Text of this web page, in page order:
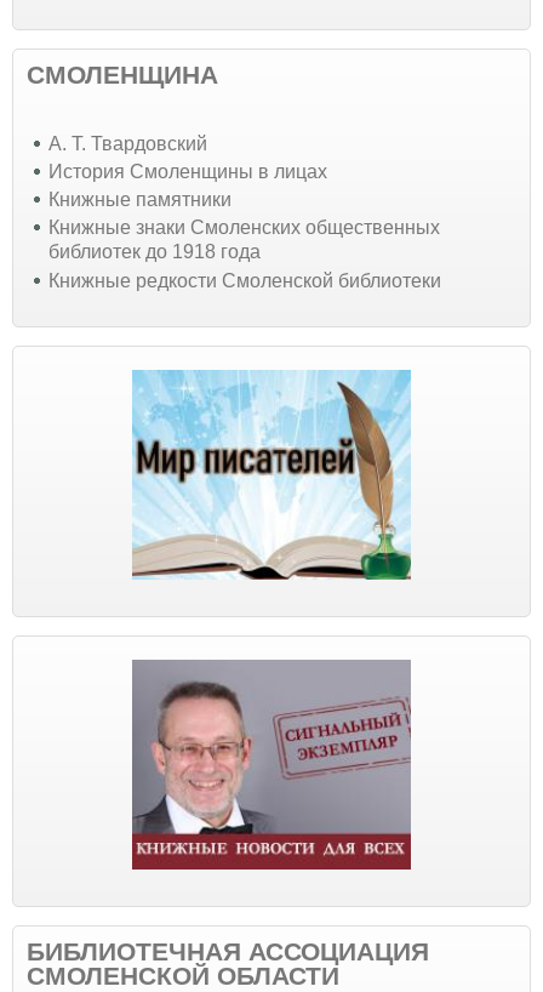
СМОЛЕНЩИНА
А. Т. Твардовский
История Смоленщины в лицах
Книжные памятники
Книжные знаки Смоленских общественных
библиотек до 1918 года
Книжные редкости Смоленской библиотеки
БИБЛИОТЕЧНАЯ АССОЦИАЦИЯ
СМОЛЕНСКОЙ ОБЛАСТИ